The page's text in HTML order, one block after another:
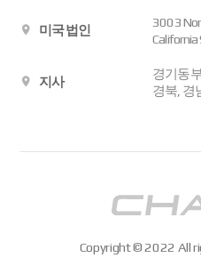
미국 법인
3003
지사
경기동
경북, 경
Copyright © 2022 All